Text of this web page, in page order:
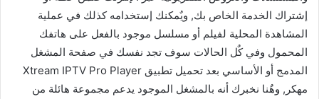
إشتراك الخدمة الخاص بك, ويٌمكنك إستخدامه كذلك في عملية
المشاهدة المحلية لفيلم أو مسلسل موجود بالفعل على هاتفك
المحمول وفي كٌل الحالات سوف تجد نفسك في صفحة المشغل
المدمج أو الأساسي بعد تحميل تطبيق Xtream IPTV Pro Player
مهكر, وهٌنا نخبرك أنه بالمشغل الموجود يدعم مجموعة هائلة من